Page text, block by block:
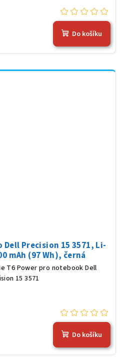
Do košíku
Precision 15 3571, Li-
mAh (97 Wh), černá
T6 Power pro notebook Dell
15 3571
Do košíku